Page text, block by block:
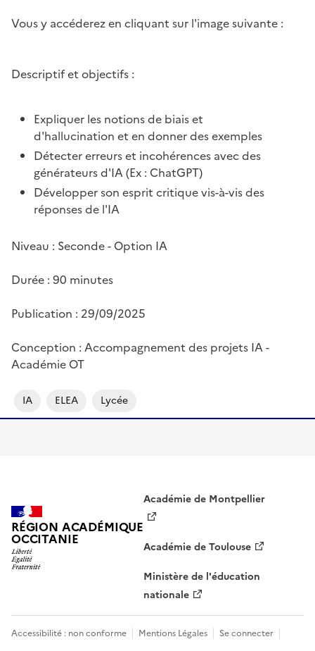
Vous y accéderez en cliquant sur l'image suivante :
Descriptif et objectifs :
Expliquer les notions de biais et
d'hallucination et en donner des exemples
Détecter erreurs et incohérences avec des
générateurs d'IA (Ex : ChatGPT)
Développer son esprit critique vis-à-vis des
réponses de l'IA
Niveau : Seconde - Option IA
Durée : 90 minutes
Publication : 29/09/2025
Conception : Accompagnement des projets IA -
Académie OT
IA ELEA Lycée
RÉGION ACADÉMIQUE
OCCITANIE
Académie de Montpellier
Académie de Toulouse
Ministère de l'éducation
nationale
Accessibilité : non conforme Mentions Légales Se connecter